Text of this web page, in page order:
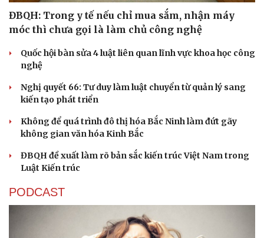
ĐBQH: Trong y tế nếu chỉ mua sắm, nhận máy
móc thì chưa gọi là làm chủ công nghệ
Quốc hội bàn sửa 4 luật liên quan lĩnh vực khoa học công
nghệ
Nghị quyết 66: Tư duy làm luật chuyển từ quản lý sang
kiến tạo phát triển
Không để quá trình đô thị hóa Bắc Ninh làm đứt gãy
không gian văn hóa Kinh Bắc
ĐBQH đề xuất làm rõ bản sắc kiến trúc Việt Nam trong
Luật Kiến trúc
PODCAST